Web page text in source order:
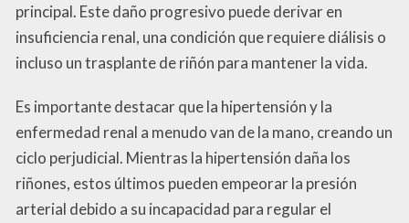
principal. Este daño progresivo puede derivar en
insuficiencia renal, una condición que requiere diálisis o
incluso un trasplante de riñón para mantener la vida.
Es importante destacar que la hipertensión y la
enfermedad renal a menudo van de la mano, creando un
ciclo perjudicial. Mientras la hipertensión daña los
riñones, estos últimos pueden empeorar la presión
arterial debido a su incapacidad para regular el